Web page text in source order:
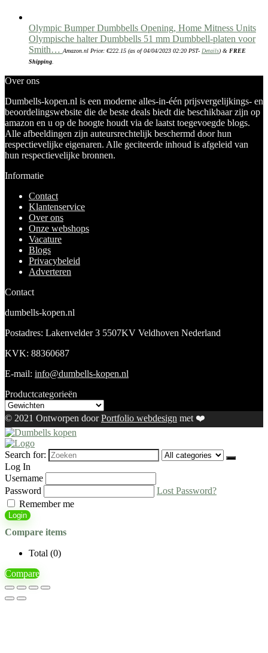
Olympic Bumper Dumbbells Opening, Home Mitness Units
Olympische halter Dumbbells 51 mm Dumbbell-platen voor
Smith… Amazon.nl Price: €222.15 (as of 04/04/2023 02:20 PST- Details) & FREE
Shipping
Over ons
Dumbells-kopen.nl is een moderne alles-in-één prijsvergelijkings- en
beoordelingswebsite die de beste deals biedt die beschikbaar zijn op
amazon en u op de hoogte houdt via de laatst toegevoegde blogs.
Alle afbeeldingen zijn auteursrechtelijk beschermd door hun
respectievelijke eigenaren. Alle geciteerde inhoud is afgeleid van
hun respectievelijke bronnen.
Informatie
Contact
Klantenservice
Over ons
Onze webshops
Vacature
Blogs
Privacybeleid
Adverteren
Contact
dumbells-kopen.nl
Postadres: Lakenvelder 3 5507KV Veldhoven Nederland
KVK: 88360687
E-mail: info@dumbells-kopen.nl
Productcategorieën
© 2021 Ontworpen doorPortfolio webdesign met ❤️
Search for:
Log In
Username
Password
Lost Password?
Remember me
Login
Compare items
Total (0)
Compare